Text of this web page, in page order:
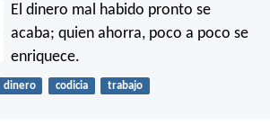
El dinero mal habido pronto se
acaba; quien ahorra, poco a poco se
enriquece.
dinero codicia trabajo